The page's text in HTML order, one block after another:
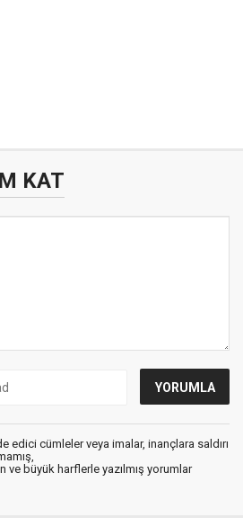
KAT
edici cümleler veya imalar, inançlara saldırı
ve büyük harflerle yazılmış yorumlar